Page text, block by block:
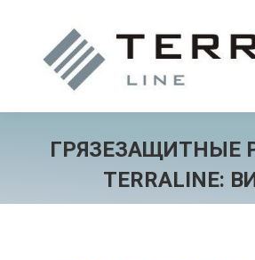
ГРЯЗЕЗАЩИТНЫЕ
TERRALINE:
Вы